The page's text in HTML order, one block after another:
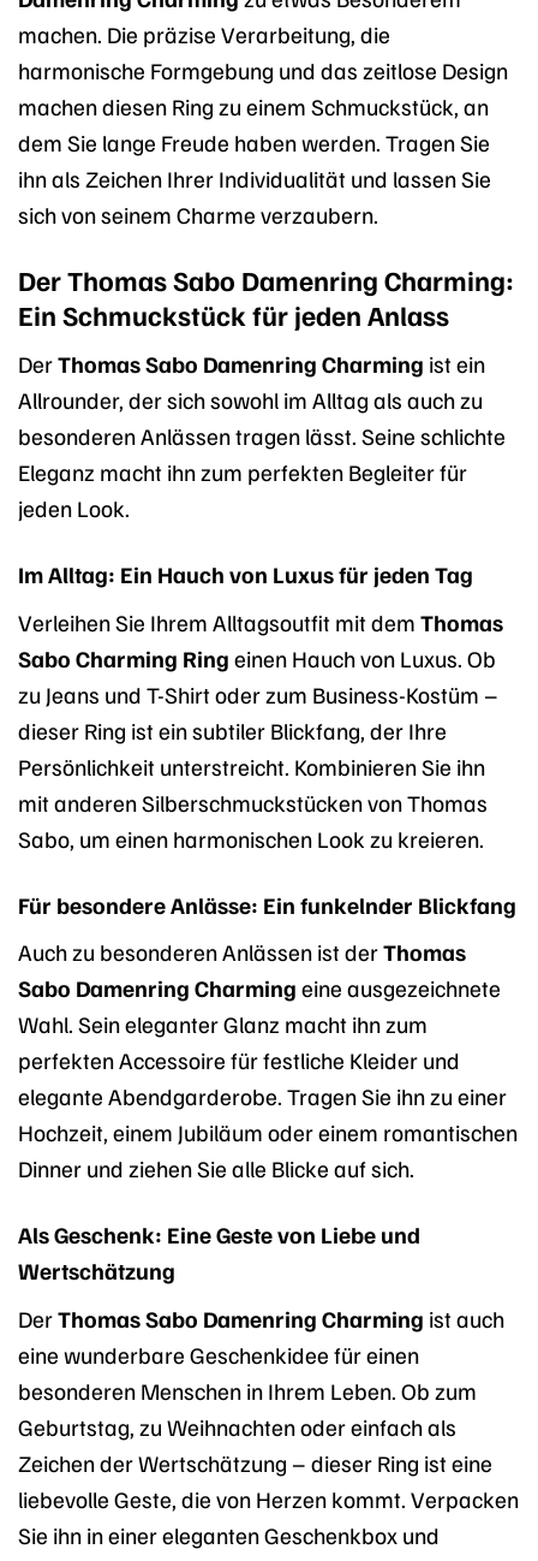
machen. Die präzise Verarbeitung, die
harmonische Formgebung und das zeitlose Design
machen diesen Ring zu einem Schmuckstück, an
dem Sie lange Freude haben werden. Tragen Sie
ihn als Zeichen Ihrer Individualität und lassen Sie
sich von seinem Charme verzaubern.
Der Thomas Sabo Damenring Charming:
Ein Schmuckstück für jeden Anlass
DerThomas Sabo Damenring Charming ist ein
Allrounder, der sich sowohl im Alltag als auch zu
besonderen Anlässen tragen lässt. Seine schlichte
Eleganz macht ihn zum perfekten Begleiter für
jeden Look.
Im Alltag: Ein Hauch von Luxus für jeden Tag
Verleihen Sie Ihrem Alltagsoutfit mit dem Thomas
Sabo Charming Ring einen Hauch von Luxus. Ob
zu Jeans und T-Shirt oder zum Business-Kostüm –
dieser Ring ist ein subtiler Blickfang, der Ihre
Persönlichkeit unterstreicht. Kombinieren Sie ihn
mit anderen Silberschmuckstücken von Thomas
Sabo, um einen harmonischen Look zu kreieren.
Für besondere Anlässe: Ein funkelnder Blickfang
Auch zu besonderen Anlässen ist derThomas
Sabo Damenring Charming eine ausgezeichnete
Wahl. Sein eleganter Glanz macht ihn zum
perfekten Accessoire für festliche Kleider und
elegante Abendgarderobe. Tragen Sie ihn zu einer
Hochzeit, einem Jubiläum oder einem romantischen
Dinner und ziehen Sie alle Blicke auf sich.
Als Geschenk: Eine Geste von Liebe und
Wertschätzung
DerThomas Sabo Damenring Charming ist auch
eine wunderbare Geschenkidee für einen
besonderen Menschen in Ihrem Leben. Ob zum
Geburtstag, zu Weihnachten oder einfach als
Zeichen der Wertschätzung – dieser Ring ist eine
liebevolle Geste, die von Herzen kommt. Verpacken
Sie ihn in einer eleganten Geschenkbox und